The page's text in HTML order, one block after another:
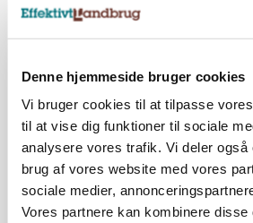
Denne hjemmeside bruger cookies
Vi bruger cookies til at tilpasse
til at vise dig funktioner til sociale
analysere vores trafik. Vi deler også
brug af vores website med vores
sociale medier,
Vores partnere kan kombinere disse